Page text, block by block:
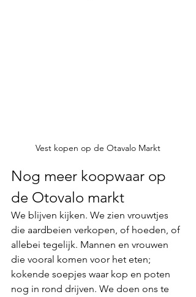
Vest kopen op de Otavalo Markt
Nog meer koopwaar op
de Otovalo markt
We blijven kijken. We zien vrouwtjes
die aardbeien verkopen, of hoeden, of
allebei tegelijk. Mannen en vrouwen
die vooral komen voor het eten;
kokende soepjes waar kop en poten
nog in rond drijven. We doen ons te